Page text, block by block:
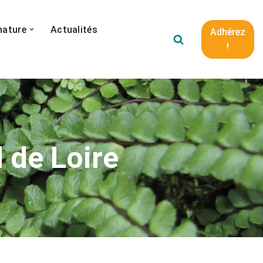
Actualités
Adhérez
!
de Loire